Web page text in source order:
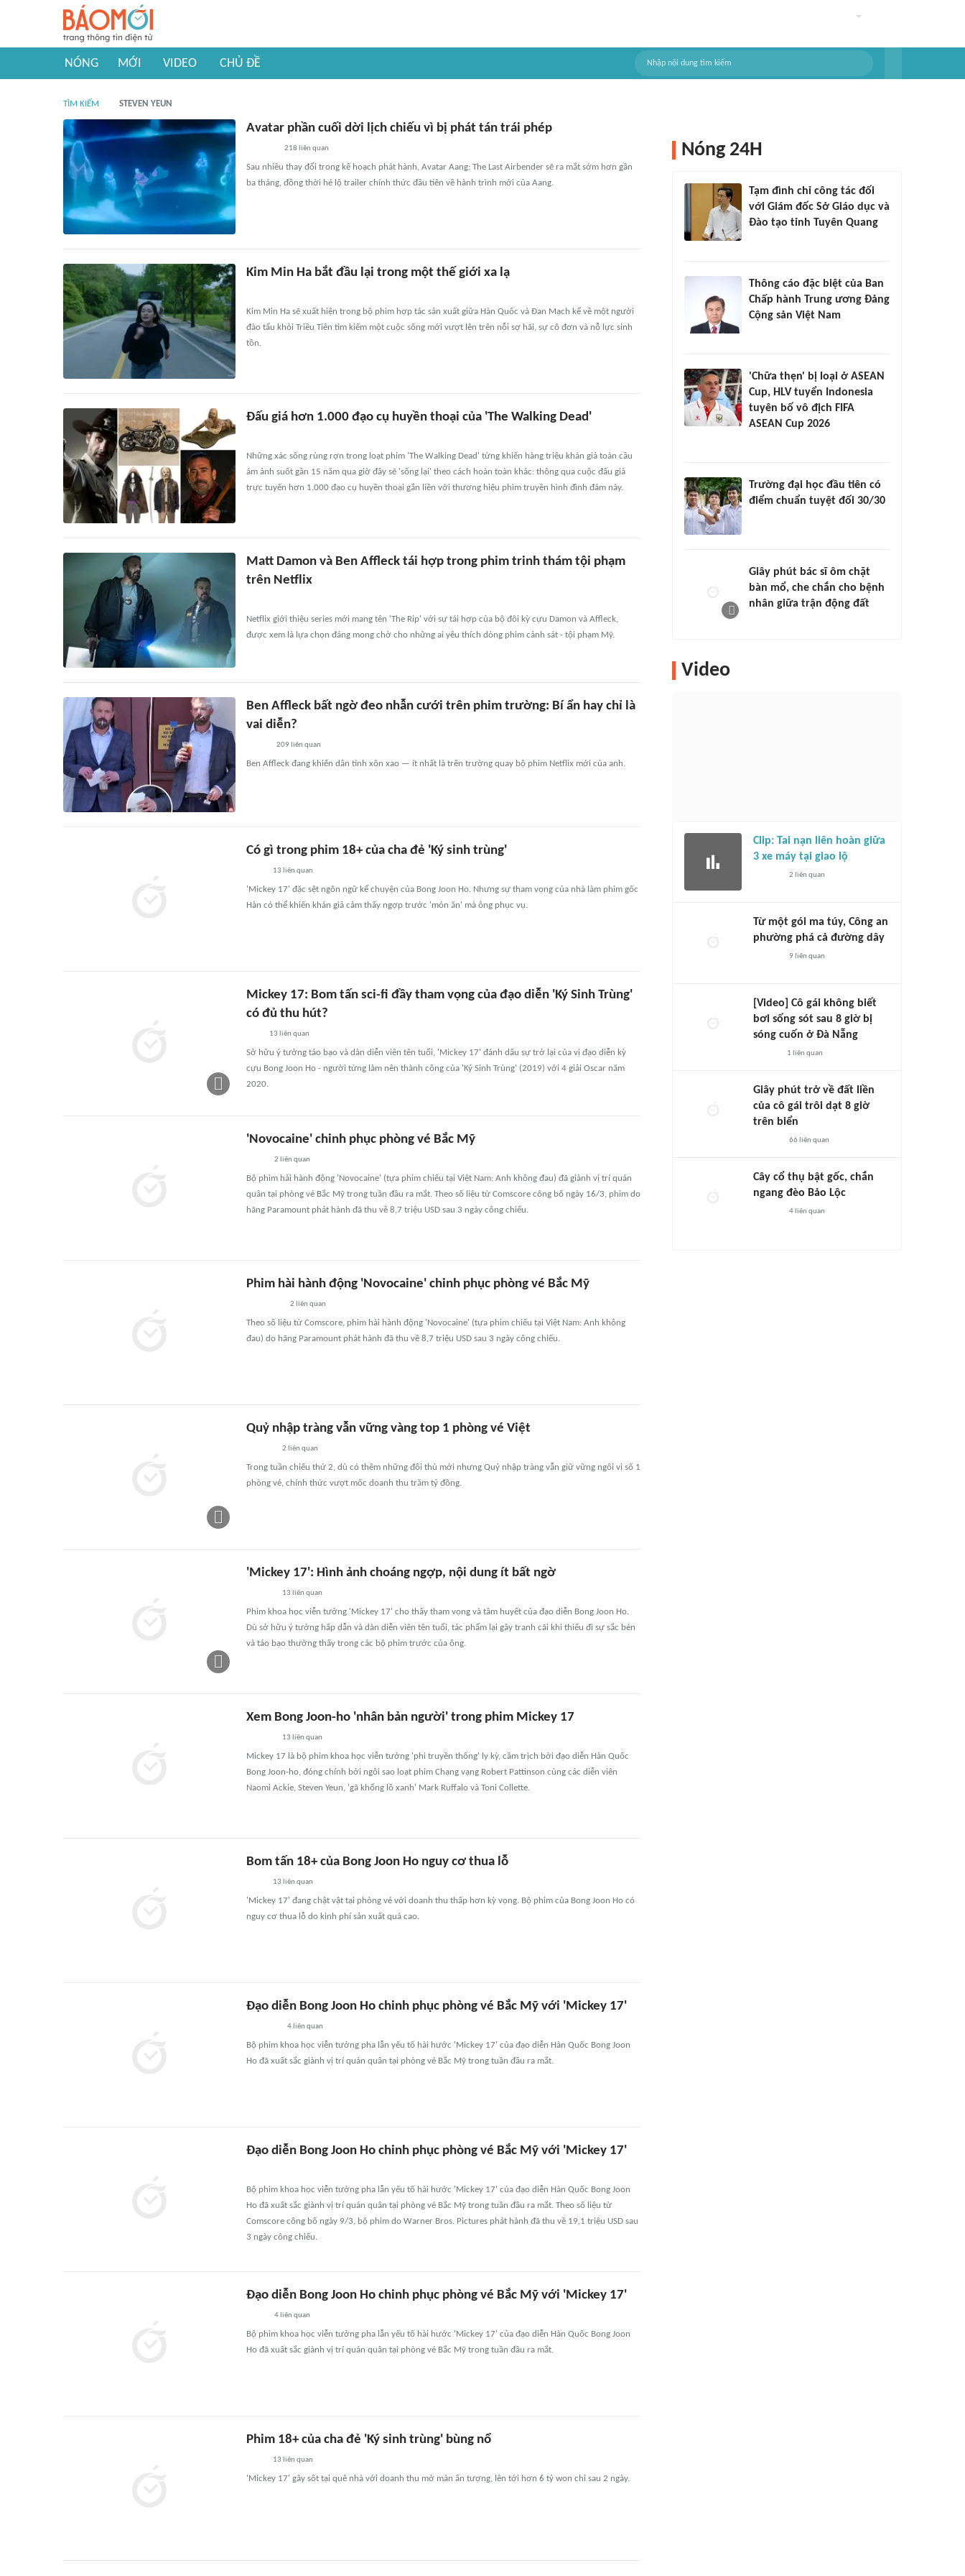
NÓNG MỚI VIDEO CHỦ ĐỀ
TÌM KIẾM STEVEN YEUN
Avatar phần cuối dời lịch chiếu vì bị phát tán trái phép
218 liên quan
Sau nhiều thay đổi trong kế hoạch phát hành, Avatar Aang: The Last Airbender sẽ ra mắt sớm hơn gần
ba tháng, đồng thời hé lộ trailer chính thức đầu tiên về hành trình mới của Aang.
Kim Min Ha bắt đầu lại trong một thế giới xa lạ
Kim Min Ha sẽ xuất hiện trong bộ phim hợp tác sản xuất giữa Hàn Quốc và Đan Mạch kể về một người
đào tẩu khỏi Triều Tiên tìm kiếm một cuộc sống mới vượt lên trên nỗi sợ hãi, sự cô đơn và nỗ lực sinh
tồn.
Đấu giá hơn 1.000 đạo cụ huyền thoại của 'The Walking Dead'
Những xác sống rùng rợn trong loạt phim 'The Walking Dead' từng khiến hàng triệu khán giả toàn cầu
ám ảnh suốt gần 15 năm qua giờ đây sẽ 'sống lại' theo cách hoàn toàn khác: thông qua cuộc đấu giá
trực tuyến hơn 1.000 đạo cụ huyền thoại gắn liền với thương hiệu phim truyền hình đình đám này.
Matt Damon và Ben Affleck tái hợp trong phim trinh thám tội phạm
trên Netflix
Netflix giới thiệu series mới mang tên 'The Rip' với sự tái hợp của bộ đôi kỳ cựu Damon và Affleck,
được xem là lựa chọn đáng mong chờ cho những ai yêu thích dòng phim cảnh sát - tội phạm Mỹ.
Ben Affleck bất ngờ đeo nhẫn cưới trên phim trường: Bí ẩn hay chỉ là
vai diễn?
209 liên quan
Ben Affleck đang khiến dân tình xôn xao — ít nhất là trên trường quay bộ phim Netflix mới của anh.
Có gì trong phim 18+ của cha đẻ 'Ký sinh trùng'
13 liên quan
'Mickey 17' đặc sệt ngôn ngữ kể chuyện của Bong Joon Ho. Nhưng sự tham vọng của nhà làm phim gốc
Hàn có thể khiến khán giả cảm thấy ngợp trước 'món ăn' mà ông phục vụ.
Mickey 17: Bom tấn sci-fi đầy tham vọng của đạo diễn 'Ký Sinh Trùng'
có đủ thu hút?
13 liên quan
Sở hữu ý tưởng táo bạo và dàn diễn viên tên tuổi, 'Mickey 17' đánh dấu sự trở lại của vị đạo diễn kỳ
cựu Bong Joon Ho - người từng làm nên thành công của 'Ký Sinh Trùng' (2019) với 4 giải Oscar năm
2020.
'Novocaine' chinh phục phòng vé Bắc Mỹ
2 liên quan
Bộ phim hài hành động 'Novocaine' (tựa phim chiếu tại Việt Nam: Anh không đau) đã giành vị trí quán
quân tại phòng vé Bắc Mỹ trong tuần đầu ra mắt. Theo số liệu từ Comscore công bố ngày 16/3, phim do
hãng Paramount phát hành đã thu về 8,7 triệu USD sau 3 ngày công chiếu.
Phim hài hành động 'Novocaine' chinh phục phòng vé Bắc Mỹ
2 liên quan
Theo số liệu từ Comscore, phim hài hành động 'Novocaine' (tựa phim chiếu tại Việt Nam: Anh không
đau) do hãng Paramount phát hành đã thu về 8,7 triệu USD sau 3 ngày công chiếu.
Quỷ nhập tràng vẫn vững vàng top 1 phòng vé Việt
2 liên quan
Trong tuần chiếu thứ 2, dù có thêm những đối thủ mới nhưng Quỷ nhập tràng vẫn giữ vững ngôi vị số 1
phòng vé, chính thức vượt mốc doanh thu trăm tỷ đồng.
'Mickey 17': Hình ảnh choáng ngợp, nội dung ít bất ngờ
13 liên quan
Phim khoa học viễn tưởng 'Mickey 17' cho thấy tham vọng và tâm huyết của đạo diễn Bong Joon Ho.
Dù sở hữu ý tưởng hấp dẫn và dàn diễn viên tên tuổi, tác phẩm lại gây tranh cãi khi thiếu đi sự sắc bén
và táo bạo thường thấy trong các bộ phim trước của ông.
Xem Bong Joon-ho 'nhân bản người' trong phim Mickey 17
13 liên quan
Mickey 17 là bộ phim khoa học viễn tưởng 'phi truyền thống' ly kỳ, cầm trịch bởi đạo diễn Hàn Quốc
Bong Joon-ho, đóng chính bởi ngôi sao loạt phim Chạng vạng Robert Pattinson cùng các diễn viên
Naomi Ackie, Steven Yeun, 'gã khổng lồ xanh' Mark Ruffalo và Toni Collette.
Bom tấn 18+ của Bong Joon Ho nguy cơ thua lỗ
13 liên quan
'Mickey 17' đang chật vật tại phòng vé với doanh thu thấp hơn kỳ vọng. Bộ phim của Bong Joon Ho có
nguy cơ thua lỗ do kinh phí sản xuất quá cao.
Đạo diễn Bong Joon Ho chinh phục phòng vé Bắc Mỹ với 'Mickey 17'
4 liên quan
Bộ phim khoa học viễn tưởng pha lẫn yếu tố hài hước 'Mickey 17' của đạo diễn Hàn Quốc Bong Joon
Ho đã xuất sắc giành vị trí quán quân tại phòng vé Bắc Mỹ trong tuần đầu ra mắt.
Đạo diễn Bong Joon Ho chinh phục phòng vé Bắc Mỹ với 'Mickey 17'
Bộ phim khoa học viễn tưởng pha lẫn yếu tố hài hước 'Mickey 17' của đạo diễn Hàn Quốc Bong Joon
Ho đã xuất sắc giành vị trí quán quân tại phòng vé Bắc Mỹ trong tuần đầu ra mắt. Theo số liệu từ
Comscore công bố ngày 9/3, bộ phim do Warner Bros. Pictures phát hành đã thu về 19,1 triệu USD sau
3 ngày công chiếu.
Đạo diễn Bong Joon Ho chinh phục phòng vé Bắc Mỹ với 'Mickey 17'
4 liên quan
Bộ phim khoa học viễn tưởng pha lẫn yếu tố hài hước 'Mickey 17' của đạo diễn Hàn Quốc Bong Joon
Ho đã xuất sắc giành vị trí quán quân tại phòng vé Bắc Mỹ trong tuần đầu ra mắt.
Phim 18+ của cha đẻ 'Ký sinh trùng' bùng nổ
13 liên quan
'Mickey 17' gây sốt tại quê nhà với doanh thu mở màn ấn tượng, lên tới hơn 6 tỷ won chỉ sau 2 ngày.
Nóng 24H
Tạm đình chỉ công tác đối
với Giám đốc Sở Giáo dục và
Đào tạo tỉnh Tuyên Quang
Thông cáo đặc biệt của Ban
Chấp hành Trung ương Đảng
Cộng sản Việt Nam
'Chữa thẹn' bị loại ở ASEAN
Cup, HLV tuyển Indonesia
tuyên bố vô địch FIFA
ASEAN Cup 2026
Trường đại học đầu tiên có
điểm chuẩn tuyệt đối 30/30
Giây phút bác sĩ ôm chặt
bàn mổ, che chắn cho bệnh
nhân giữa trận động đất
Video
Clip: Tai nạn liên hoàn giữa
3 xe máy tại giao lộ
2 liên quan
Từ một gói ma túy, Công an
phường phá cả đường dây
9 liên quan
[Video] Cô gái không biết
bơi sống sót sau 8 giờ bị
sóng cuốn ở Đà Nẵng
1 liên quan
Giây phút trở về đất liền
của cô gái trôi dạt 8 giờ
trên biển
66 liên quan
Cây cổ thụ bật gốc, chắn
ngang đèo Bảo Lộc
4 liên quan